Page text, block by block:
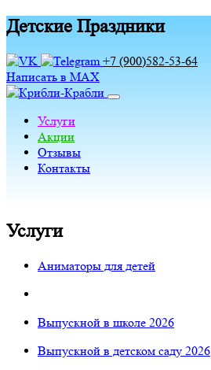
Детские Праздники
+7 (900)582-53-64
Написать в MAX
Услуги
Акции
Отзывы
Контакты
Услуги
Аниматоры для детей
Выпускной в школе 2026
Выпускной в детском саду 2026